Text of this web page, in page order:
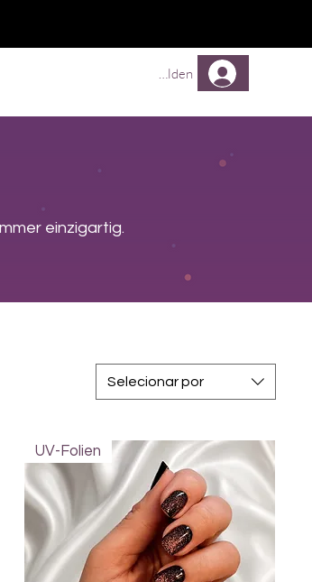
Anmelden
einzigartig.
Selecionar por
UV-Folien